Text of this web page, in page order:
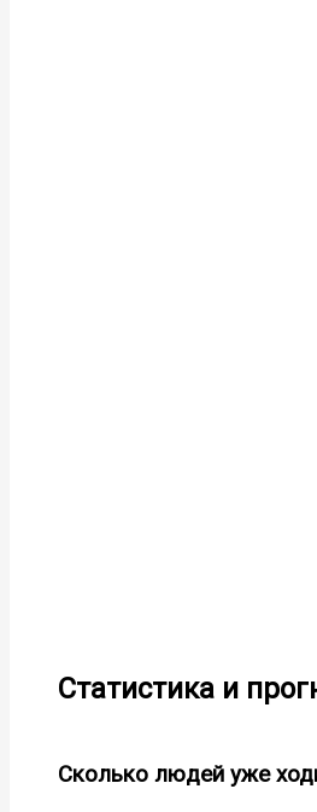
Статистика и
Сколько людей уже